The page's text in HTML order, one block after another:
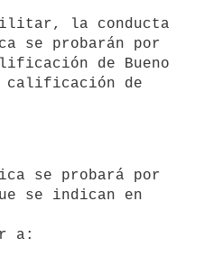
se probarán por
de Bueno
calificación de
se probará por
se indican en
a: